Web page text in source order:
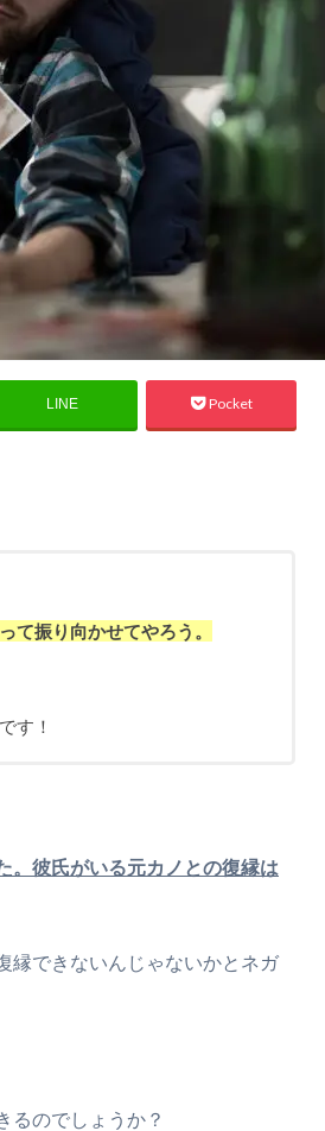
LINE Pocket
て振り向かせてやろう。
す！
。彼氏がいる元カノとの復縁は
縁できないんじゃないかとネガ
るのでしょうか？